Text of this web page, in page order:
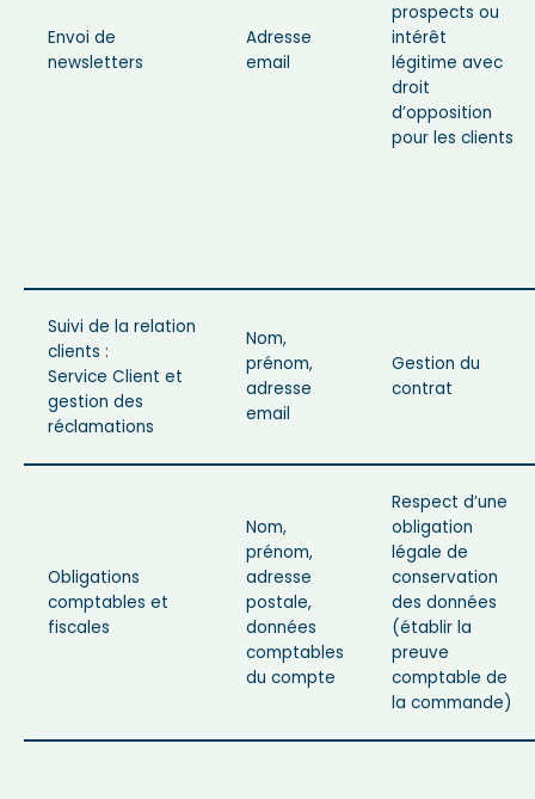
Envoi de
newsletters
Adresse
email
prospects ou
intérêt
légitime avec
droit
d’opposition
pour les clients
Suivi de la relation
clients :
Service Client et
gestion des
réclamations
Nom,
prénom,
adresse
email
Gestion du
contrat
Obligations
comptables et
fiscales
Nom,
prénom,
adresse
postale,
données
comptables
du compte
Respect d’une
obligation
légale de
conservation
des données
(établir la
preuve
comptable de
la commande)